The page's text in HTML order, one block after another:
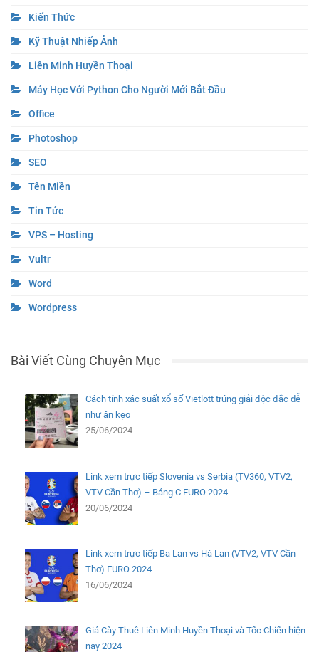
Kiến Thức
Kỹ Thuật Nhiếp Ảnh
Liên Minh Huyền Thoại
Máy Học Với Python Cho Người Mới Bắt Đầu
Office
Photoshop
SEO
Tên Miền
Tin Tức
VPS – Hosting
Vultr
Word
Wordpress
Bài Viết Cùng Chuyên Mục
Cách tính xác suất xổ số Vietlott trúng giải độc đắc dễ
như ăn kẹo
25/06/2024
Link xem trực tiếp Slovenia vs Serbia (TV360, VTV2,
VTV Cần Thơ) – Bảng C EURO 2024
20/06/2024
Link xem trực tiếp Ba Lan vs Hà Lan (VTV2, VTV Cần
Thơ) EURO 2024
16/06/2024
Giá Cày Thuê Liên Minh Huyền Thoại và Tốc Chiến hiện
nay 2024